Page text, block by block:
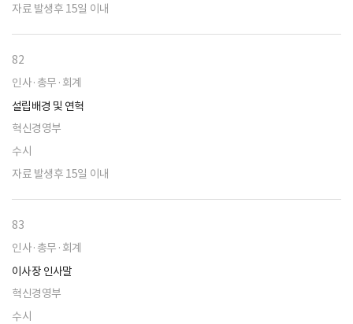
자료 발생후 15일 이내
82
인사·총무·회계
설립배경 및 연혁
혁신경영부
수시
자료 발생후 15일 이내
83
인사·총무·회계
이사장 인사말
혁신경영부
수시